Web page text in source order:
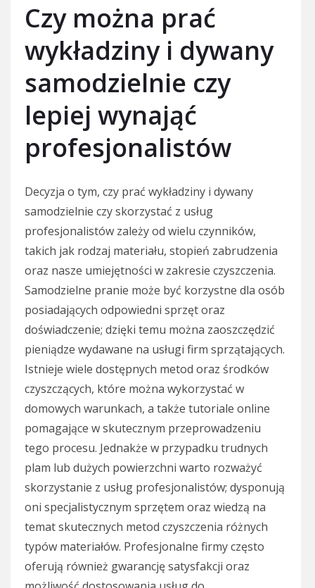
Czy można prać
wykładziny i dywany
samodzielnie czy
lepiej wynająć
profesjonalistów
Decyzja o tym, czy prać wykładziny i dywany
samodzielnie czy skorzystać z usług
profesjonalistów zależy od wielu czynników,
takich jak rodzaj materiału, stopień zabrudzenia
oraz nasze umiejętności w zakresie czyszczenia.
Samodzielne pranie może być korzystne dla osób
posiadających odpowiedni sprzęt oraz
doświadczenie; dzięki temu można zaoszczędzić
pieniądze wydawane na usługi firm sprzątających.
Istnieje wiele dostępnych metod oraz środków
czyszczących, które można wykorzystać w
domowych warunkach, a także tutoriale online
pomagające w skutecznym przeprowadzeniu
tego procesu. Jednakże w przypadku trudnych
plam lub dużych powierzchni warto rozważyć
skorzystanie z usług profesjonalistów; dysponują
oni specjalistycznym sprzętem oraz wiedzą na
temat skutecznych metod czyszczenia różnych
typów materiałów. Profesjonalne firmy często
oferują również gwarancję satysfakcji oraz